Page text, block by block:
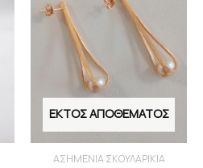
ΕΚΤΌΣ ΑΠΟΘΈΜΑΤΟΣ
ΑΣΗΜΕΝΙΑ ΣΚΟΥΛΑΡΙΚΙΑ